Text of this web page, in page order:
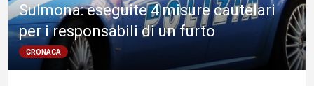
Sulmona: eseguite 4 misure cautelari
per i responsabili di un furto
CRONACA